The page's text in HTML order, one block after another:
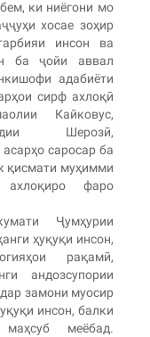
ки ниёгони мо
хосае зоҳир
инсон ва
ба ҷойи аввал
адабиёти
сирф ахлоқӣ
Кайковус,
Шерозӣ,
саросар ба
қисмати муҳимми
фаро
Ҷумҳурии
ҳуқуқи инсон,
рақамӣ,
андозсупории
замони муосир
инсон, балки
меёбад.